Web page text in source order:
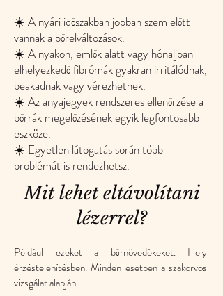
☀️ A nyári időszakban jobban szem előtt
vannak a bőrelváltozások.
☀️ A nyakon, emlők alatt vagy hónaljban
elhelyezkedő fibrómák gyakran irritálódnak,
beakadnak vagy vérezhetnek.
☀️ Az anyajegyek rendszeres ellenőrzése a
bőrrák megelőzésének egyik legfontosabb
eszköze.
☀️ Egyetlen látogatás során több
problémát is rendezhetsz.
Mit lehet eltávolítani
lézerrel?
Például ezeket a bőrnövedékeket. Helyi
érzéstelenítésben. Minden esetben a szakorvosi
vizsgálat alapján.